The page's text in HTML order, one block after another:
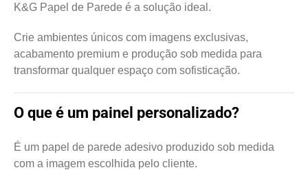
K&G Papel de Parede é a solução ideal.
Crie ambientes únicos com imagens exclusivas,
acabamento premium e produção sob medida para
transformar qualquer espaço com sofisticação.
O que é um painel personalizado?
É um papel de parede adesivo produzido sob medida
com a imagem escolhida pelo cliente.